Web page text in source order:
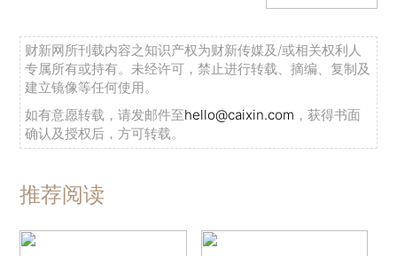
财新网所刊载内容之知识产权为财新传媒及/或相关权利人
专属所有或持有。未经许可，禁止进行转载、摘编、复制及
建立镜像等任何使用。
如有意愿转载，请发邮件至hello@caixin.com ，获得书面
确认及授权后，方可转载。
推荐阅读